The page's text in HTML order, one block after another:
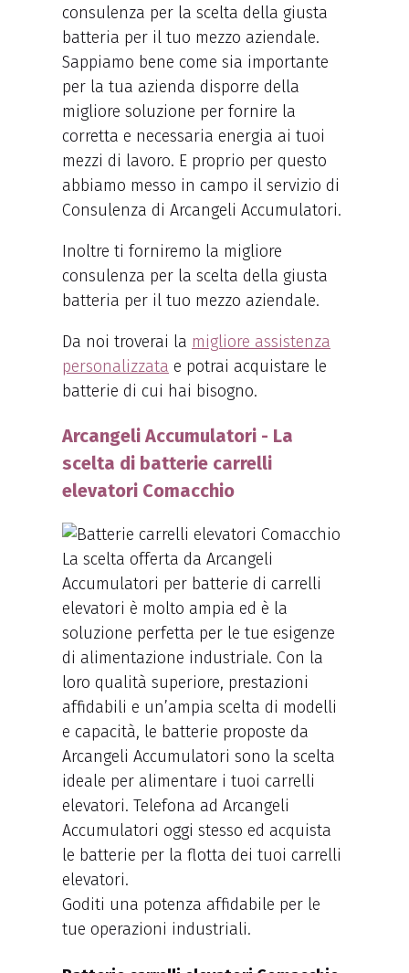
consulenza per la scelta della giusta
batteria per il tuo mezzo aziendale.
Sappiamo bene come sia importante
per la tua azienda disporre della
migliore soluzione per fornire la
corretta e necessaria energia ai tuoi
mezzi di lavoro. E proprio per questo
abbiamo messo in campo il servizio di
Consulenza di Arcangeli Accumulatori.
Inoltre ti forniremo la migliore
consulenza per la scelta della giusta
batteria per il tuo mezzo aziendale.
Da noi troverai la migliore assistenza
personalizzata e potrai acquistare le
batterie di cui hai bisogno.
Arcangeli Accumulatori - La
scelta di batterie carrelli
elevatori Comacchio
La scelta offerta da Arcangeli
Accumulatori per batterie di carrelli
elevatori è molto ampia ed è la
soluzione perfetta per le tue esigenze
di alimentazione industriale. Con la
loro qualità superiore, prestazioni
affidabili e un’ampia scelta di modelli
e capacità, le batterie proposte da
Arcangeli Accumulatori sono la scelta
ideale per alimentare i tuoi carrelli
elevatori. Telefona ad Arcangeli
Accumulatori oggi stesso ed acquista
le batterie per la flotta dei tuoi carrelli
elevatori.
Goditi una potenza affidabile per le
tue operazioni industriali.